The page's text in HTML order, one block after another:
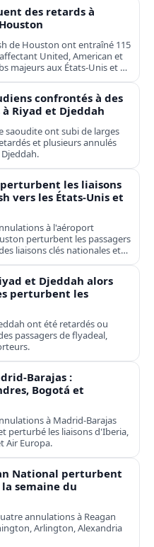
des retards à
de Houston ont entraîné 115
United, American et
majeurs aux États-Unis et en
confrontés à des
Riyad et Djeddah
saoudite ont subi de larges
et plusieurs annulés
les liaisons
vers les États-Unis et
à l'aéroport
perturbent les passagers
liaisons clés nationales et
et Djeddah alors
perturbent les
ont été retardés ou
passagers de flyadeal,
Barajas :
Bogotá et
à Madrid-Barajas
perturbé les liaisons d'Iberia,
Air Europa.
National perturbent
semaine du
annulations à Reagan
Arlington, Alexandria